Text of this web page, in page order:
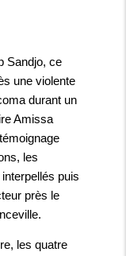
Sandjo, ce
une violente
durant un
Amissa
les
puis
près le
les quatre